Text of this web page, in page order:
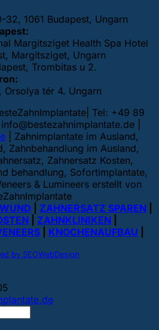
32, 1061 Budapest, Ungarn
Margitsziget Health Spa Hotel
Margitsziget, Ungarn
Trombitas u 2.
Orsolya tér 4. Ungarn
Tel: +49 89
info@bestezahnimplantate.de
| Zahnimplantate im Ausland,
Zahnbehandlung im Ausland,
Zahnersatz Kosten,
behandlung, Sofortimplantate,
& Lumineers erstellt von
ZAHNERSATZ SPAREN
ZAHNKLINIKEN
KNOCHENAUFBAU
by SEOWebDesign